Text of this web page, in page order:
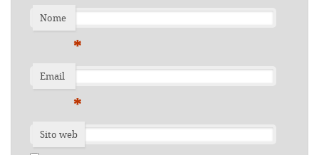
Nome
*
Email
*
Sito web